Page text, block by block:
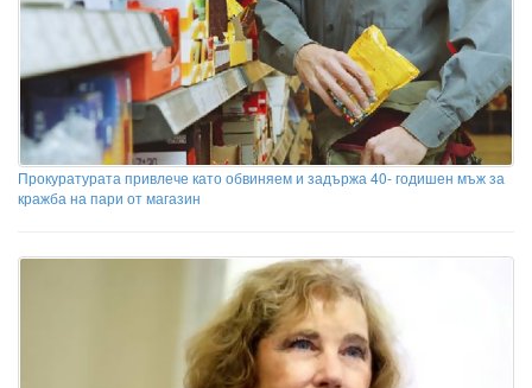
Прокуратурата привлече като обвиняем и задържа 40- годишен мъж за
кражба на пари от магазин